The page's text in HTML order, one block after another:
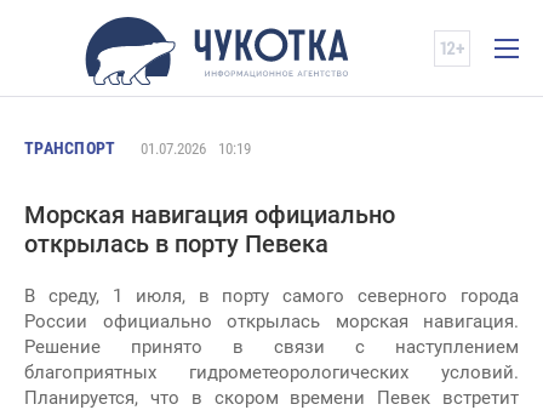
ТРАНСПОРТ 01.07.2026 10:19
Морская навигация официально
открылась в порту Певека
В среду, 1 июля, в порту самого северного города
России официально открылась морская навигация.
Решение принято в связи с наступлением
благоприятных гидрометеорологических условий.
Планируется, что в скором времени Певек встретит